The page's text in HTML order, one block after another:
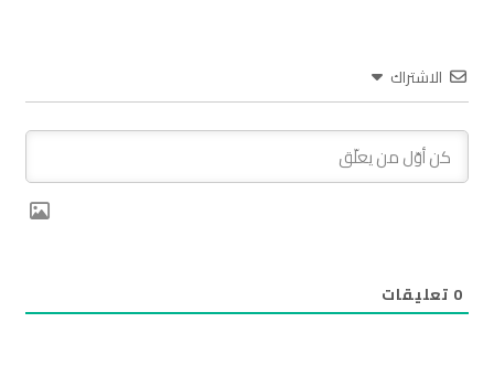
الاشتراك
0 تعليقات